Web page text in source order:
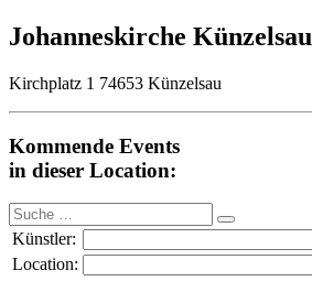
Johanneskirche Künzelsau
Kirchplatz 1 74653 Künzelsau
Kommende Events
in dieser Location:
Suche
nach:
Künstler:
Location: